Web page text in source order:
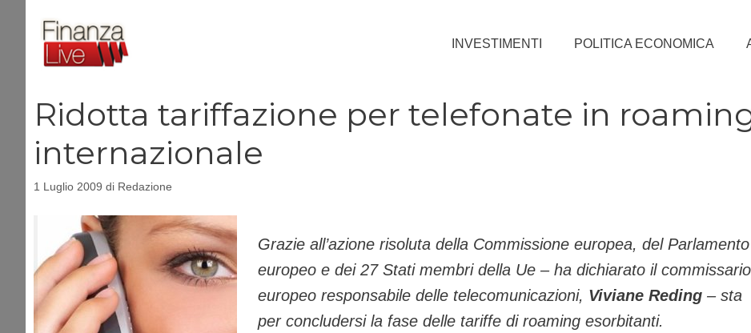
contenuto
INVESTIMENTI POLITICA ECONOMICA
Ridotta tariffazione per telefonate in
internazionale
1 Luglio 2009 di Redazione
Grazie all’azione risoluta della Commissione europea, del Parlamento
europeo e dei 27 Stati membri della Ue – ha dichiarato il commissario
europeo responsabile delle telecomunicazioni, Viviane Reding– sta
per concludersi la fase delle tariffe di roaming esorbitanti.